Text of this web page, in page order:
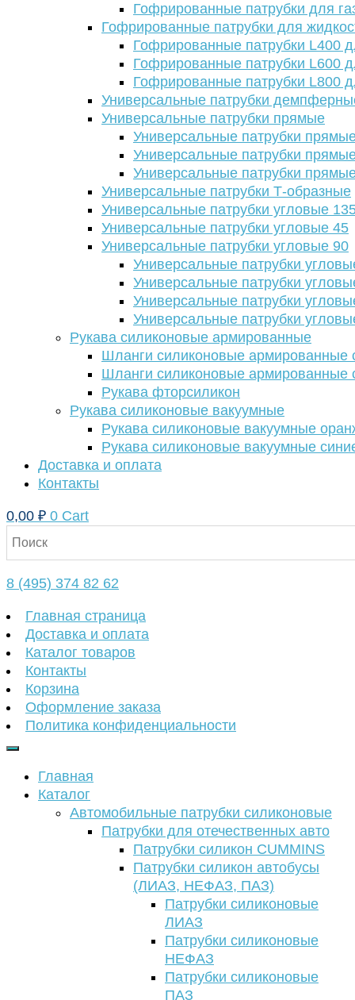
Гофрированные патрубки для
Гофрированные патрубки для
Гофрированные патрубки L400
Гофрированные патрубки L600
Гофрированные патрубки L800
Универсальные патрубки
Универсальные патрубки прямые
Универсальные патрубки
Универсальные патрубки
Универсальные патрубки
Универсальные патрубки Т-образные
Универсальные патрубки угловые
Универсальные патрубки угловые 45
Универсальные патрубки угловые 90
Универсальные патрубки
Универсальные патрубки
Универсальные патрубки
Универсальные патрубки
Рукава силиконовые армированные
Шланги силиконовые армированные
Шланги силиконовые армированные
Рукава фторсиликон
Рукава силиконовые вакуумные
Рукава силиконовые вакуумные
Рукава силиконовые вакуумные
Доставка и оплата
Контакты
0,00 ₽ 0 Cart
8 (495) 374 82 62
Главная страница
Доставка и оплата
Каталог товаров
Контакты
Корзина
Оформление заказа
Политика конфиденциальности
Главная
Каталог
Автомобильные патрубки силиконовые
Патрубки для отечественных авто
Патрубки силикон CUMMINS
Патрубки силикон автобусы
(ЛИАЗ, НЕФАЗ, ПАЗ)
Патрубки силиконовые
ЛИАЗ
Патрубки силиконовые
НЕФАЗ
Патрубки силиконовые
ПАЗ